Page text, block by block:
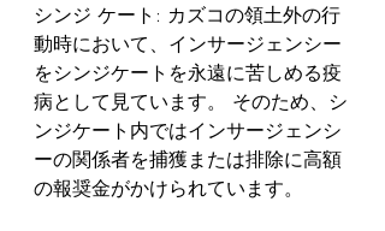
シンジ ケート: カズコの領土外の行
動時において、インサージェンシー
をシンジケートを永遠に苦しめる疫
病として見ています。 そのため、シ
ンジケート内ではインサージェンシ
ーの関係者を捕獲または排除に高額
の報奨金がかけられています。